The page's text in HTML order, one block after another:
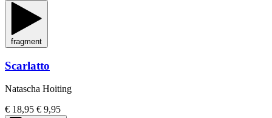
fragment
Scarlatto
Natascha Hoiting
€ 18,95 € 9,95